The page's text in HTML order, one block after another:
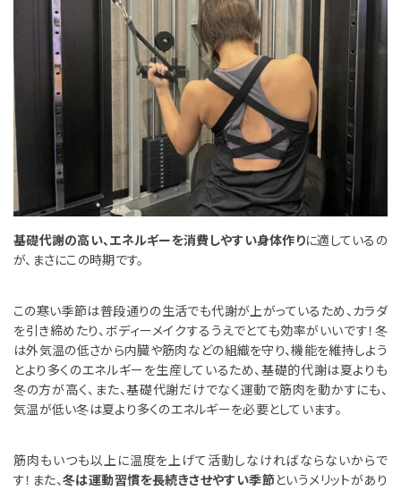
基礎代謝の高い、エネルギーを消費しやすい身体作りに適しているの
が、まさにこの時期です。
この寒い季節は普段通りの生活でも代謝が上がっているため、カラダ
を引き締めたり、ボディーメイクするうえでとても効率がいいです！冬
は外気温の低さから内臓や筋肉などの組織を守り、機能を維持しよう
とより多くのエネルギーを生産しているため、基礎的代謝は夏よりも
冬の方が高く、また、基礎代謝だけでなく運動で筋肉を動かすにも、
気温が低い冬は夏より多くのエネルギーを必要としています。
筋肉もいつも以上に温度を上げて活動しなければならないからで
す！また、冬は運動習慣を長続きさせやすい季節というメリットがあり